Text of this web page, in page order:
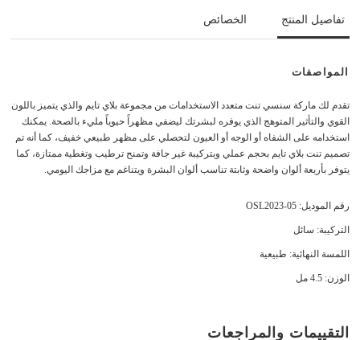
تفاصيل المنتج الخصائص
المواصفات
تقدم لك ماركة سنسي تنت متعدد الاستخدامات من مجموعة بلاي تايم والذي يتميز باللون
القوي والتأثير المتوهج الذي يوفره لبشرتك ليضفي مظهراً حيوياً مليء بالصحة. يمكنك
استخدامه على الشفاه أو الوجه أو العيون لتحصلي على مظهر طبيعي خفيف، كما أنه تم
تصميم تنت بلاي تايم بحجم عملي وبتركيبة غير جافة وتمنح ترطيب وتغطية ممتازة، كما
يتوفر بأربعة ألوان واضحة وثابتة تناسب ألوان البشرة ويتناغم مع مزاجك اليومي.
رقم الموديل: OSL2023-05
التركيبة: سائل
اللمسة النهائية: طبيعية
الوزن: 4.5 مل
التقييمات والمراجعات